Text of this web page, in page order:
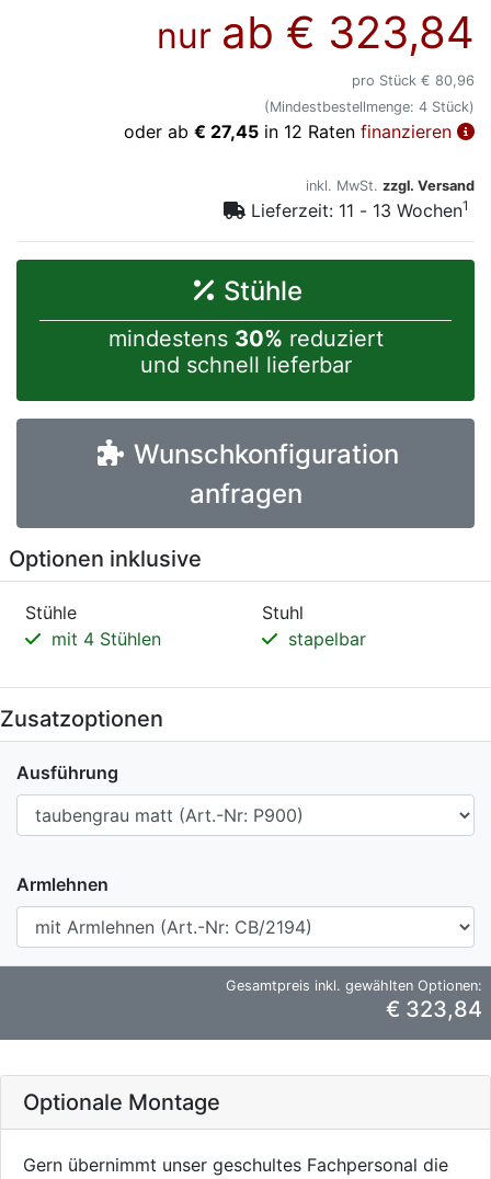
nur ab € 323,84
pro Stück € 80,96
(Mindestbestellmenge: 4 Stück)
oder ab € 27,45 in 12 Raten finanzieren
inkl. MwSt. zzgl. Versand
Lieferzeit: 11 - 13 Wochen1
Stühle
mindestens 30% reduziert
und schnell lieferbar
Wunschkonfiguration
anfragen
Optionen inklusive
Stühle
mit 4 Stühlen
Stuhl
stapelbar
Zusatzoptionen
Ausführung
Armlehnen
Gesamtpreis inkl. gewählten Optionen:
€ 323,84
Optionale Montage
Gern übernimmt unser geschultes Fachpersonal die